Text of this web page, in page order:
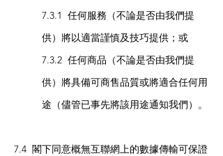
7.3.1 任何服務（不論是否由我們提
供）將以適當謹慎及技巧提供；或
7.3.2 任何商品（不論是否由我們提
供）將具備可商售品質或將適合任何用
途（儘管已事先將該用途通知我們）。
7.4 閣下同意概無互聯網上的數據傳輸可保證